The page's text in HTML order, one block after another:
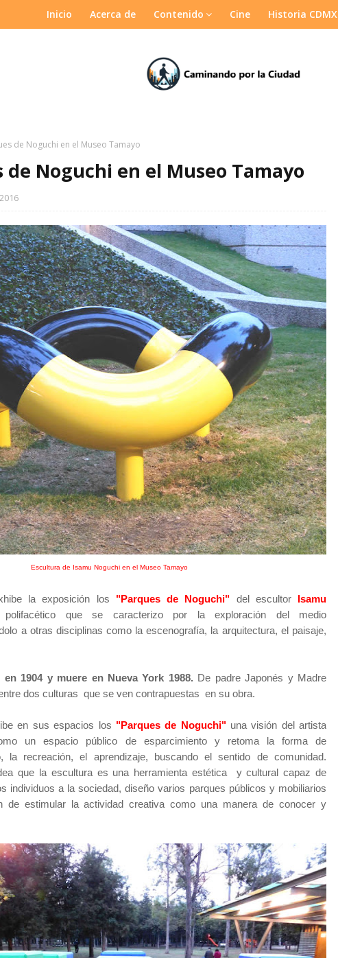
Inicio Acerca de Contenido Cine Historia CDMX
de Noguchi en el Museo Tamayo
de Noguchi en el Museo Tamayo
Escultura de Isamu Noguchi en el Museo Tamayo
la exposición los "Parques de Noguchi" del escultor
Isamu
que se caracterizo por la exploración del medio
a otras disciplinas como la escenografía, la arquitectura, el paisaje,
1904 y muere en Nueva York 1988. De padre Japonés y Madre
dos culturas que se ven contrapuestas en su obra.
en sus espacios los "Parques de Noguchi"una visión del artista
un espacio público de esparcimiento y retoma la forma de
la recreación, el aprendizaje, buscando el sentido de comunidad.
que la escultura es una herramienta estética y cultural capaz de
individuos a la sociedad, diseño varios parques públicos y mobiliarios
de estimular la actividad creativa como una manera de conocer y